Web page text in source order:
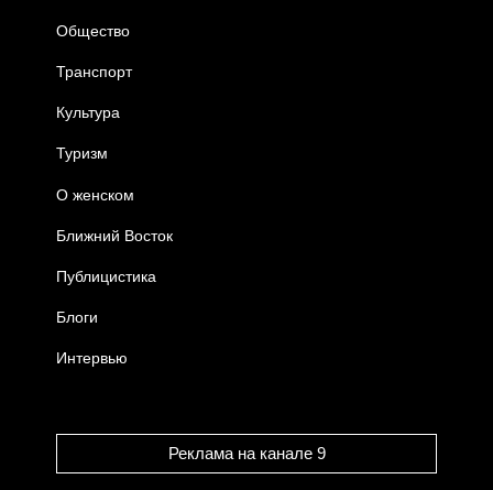
Общество
Транспорт
Культура
Туризм
О женском
Ближний Восток
Публицистика
Блоги
Интервью
Реклама на канале 9